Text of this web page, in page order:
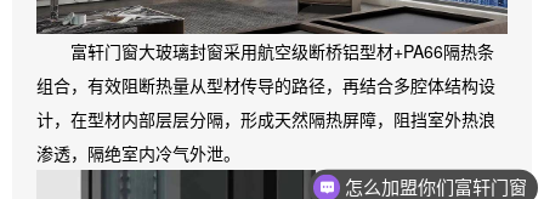
富轩门窗大玻璃封窗采用航空级断桥铝型材+PA66隔热条
组合，有效阻断热量从型材传导的路径，再结合多腔体结构设
计，在型材内部层层分隔，形成天然隔热屏障，阻挡室外热浪
渗透，隔绝室内冷气外泄。
怎么加盟你们富轩门窗